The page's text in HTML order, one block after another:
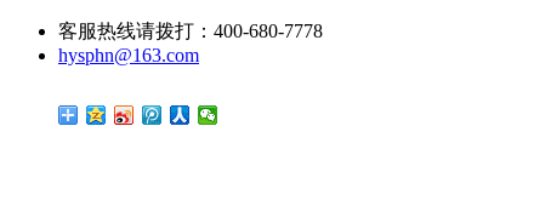
客服热线请拨打：400-680-7778
hysphn@163.com